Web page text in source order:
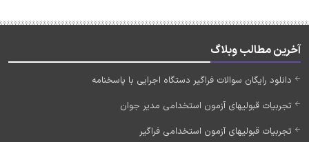
آخرین مطالب وبلاگ
دانلود رایگان سوالات فراگیر دستگاه اجرایی با پاسخنامه
تجربیات قبولیهای آزمون استخدامی مدیر جوان
تجربیات قبولیهای آزمون استخدامی فراگیر